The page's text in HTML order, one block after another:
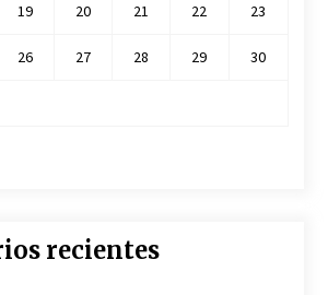
19 20 21 22 23
26 27 28 29 30
recientes